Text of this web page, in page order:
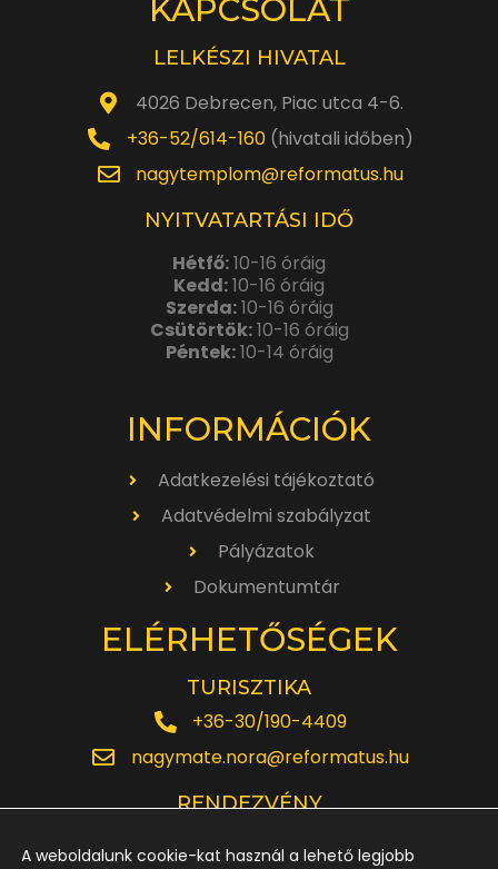
KAPCSOLAT
LELKÉSZI HIVATAL
4026 Debrecen, Piac utca 4-6.
+36-52/614-160(hivatali időben)
nagytemplom@reformatus.hu
NYITVATARTÁSI IDŐ
Hétfő:10-16 óráig
Kedd:10-16 óráig
Szerda:10-16 óráig
Csütörtök:10-16 óráig
Péntek:10-14 óráig
INFORMÁCIÓK
Adatkezelési tájékoztató
Adatvédelmi szabályzat
Pályázatok
Dokumentumtár
ELÉRHETŐSÉGEK
TURISZTIKA
+36-30/190-4409
nagymate.nora@reformatus.hu
RENDEZVÉNY
A weboldalunk cookie-kat használ a lehető legjobb